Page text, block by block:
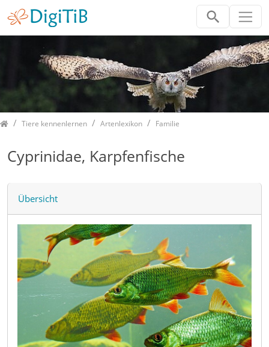
HomeTiere kennenlernen Artenlexikon Familie
Cyprinidae, Karpfenfische
Übersicht